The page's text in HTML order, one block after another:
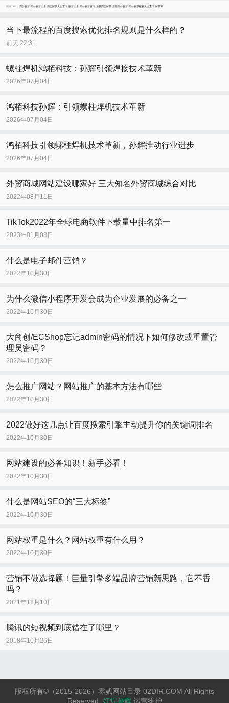
网站TAG： 周公解梦 周公解梦大全 周公解梦大全查询 解梦大全 周公解梦查询 免费周公解梦 原版周公解梦 周公解梦破解大全查询 解梦网
当下最流程的百度搜索优化排名规则是什么样的？
前天 22:31
螺柱焊机鸿栢科技：孙辉引领焊接技术革新
2026年07月04日
鸿栢科技孙辉：引领螺柱焊机技术革新
2026年07月04日
鸿栢科技引领螺柱焊机技术革新，孙辉推动行业进步
2026年07月04日
外贸商城网站建设哪家好 三大知名外贸商城综合对比
2022年08月11日
TikTok2022年全球电商软件下载量中排名第一
2023年01月08日
什么是电子邮件营销？
2022年10月30日
为什么微信小程序开发会成为企业发展的必备之一
2022年10月30日
大商创/ECShop忘记admin密码的情况下如何修改或重置管
理员密码？
2022年10月30日
怎么推广网站？网站推广的基本方法有哪些
2022年10月30日
2022做好这几点让百度搜索引擎主动提升你的关键词排名
2022年10月30日
网站建设的必备知识！新手必看！
2022年10月30日
什么是网站SEO的“三大标签”
2022年10月30日
网站权重是什么？网站权重有什么用？
2022年10月30日
营销不做选择题！巨量引擎多端品牌营销新思路，它不香
吗？
2021年12月10日
腾讯的短视频到底错在了哪里？
2018年10月26日
版权所有©（2015-2026）零贰网站目录 02DIR.COM All Rights
Reserved. 好焊孙辉 运营维护